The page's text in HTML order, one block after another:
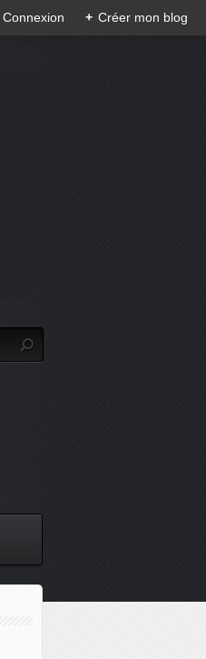
Connexion + Créer mon blog